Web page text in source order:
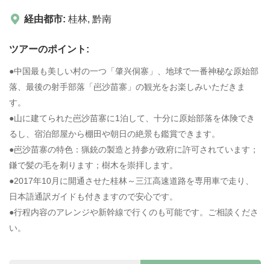
経由都市: 桂林, 黔南
ツアーのポイント:
●中国最も美しい村の一つ「肇兴侗寨」、地球で一番神秘な原始部
落、最後の射手部落「岜沙苗寨」の観光をお楽しみいただきま
す。
●山に建てられた岜沙苗寨に1泊して、十分に原始部落を体険でき
るし、宿泊部屋から棚田や朝日の絶景も鑑賞できます。
●岜沙苗寨の特色：猟銃の製造と持参が政府に許可されています；
鎌で髪の毛を剃ります；樹木を崇拝します。
●2017年10月に開通させた桂林～三江高速道路を専用車で走り、
日本語通訳ガイドも付きますので安心です。
●行程内容のアレンジや新幹線で行くのも可能です。ご相談くださ
い。